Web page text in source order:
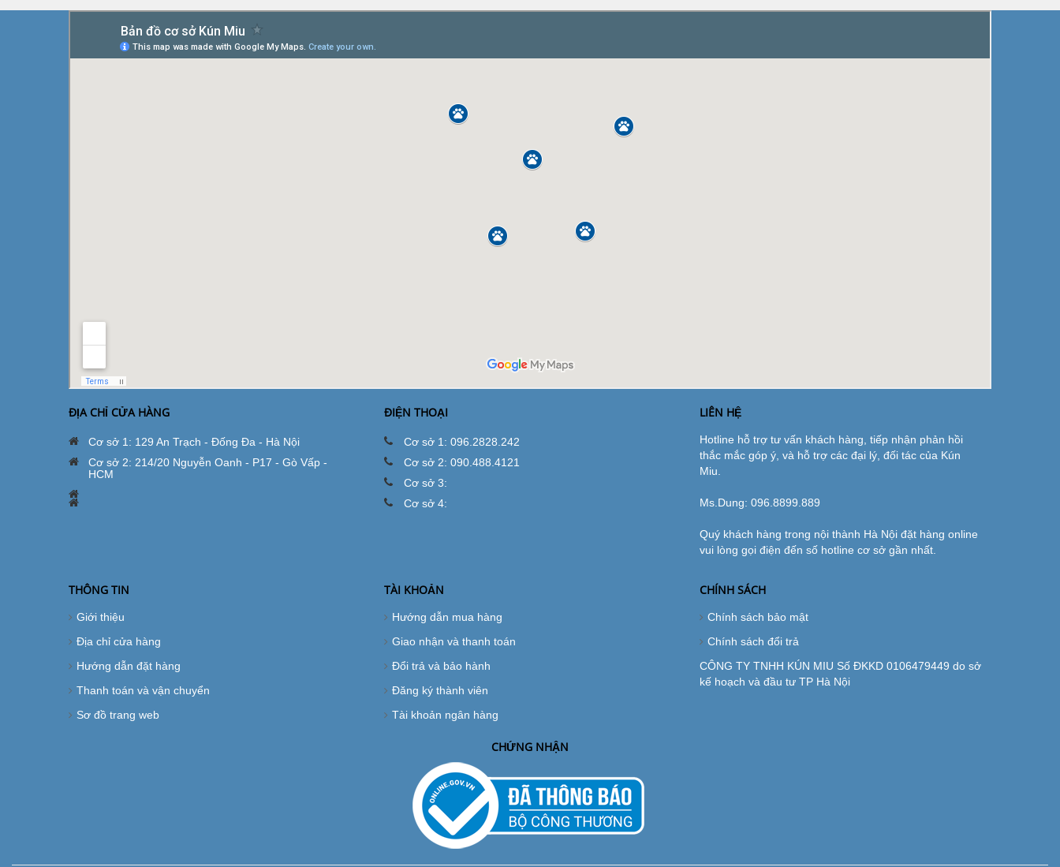
ĐỊA CHỈ CỬA HÀNG
Cơ sở 1: 129 An Trạch - Đống Đa - Hà Nội
Cơ sở 2: 214/20 Nguyễn Oanh - P17 - Gò Vấp -
HCM
ĐIỆN THOẠI
Cơ sở 1: 096.2828.242
Cơ sở 2: 090.488.4121
Cơ sở 3:
Cơ sở 4:
LIÊN HỆ
Hotline hỗ trợ tư vấn khách hàng, tiếp nhận phản hồi
thắc mắc góp ý, và hỗ trợ các đại lý, đối tác của Kún
Miu.
Ms.Dung: 096.8899.889
Quý khách hàng trong nội thành Hà Nội đặt hàng online
vui lòng gọi điện đến số hotline cơ sở gần nhất.
THÔNG TIN
Giới thiệu
Địa chỉ cửa hàng
Hướng dẫn đặt hàng
Thanh toán và vận chuyển
Sơ đồ trang web
TÀI KHOẢN
Hướng dẫn mua hàng
Giao nhận và thanh toán
Đổi trả và bảo hành
Đăng ký thành viên
Tài khoản ngân hàng
CHÍNH SÁCH
Chính sách bảo mật
Chính sách đổi trả
CÔNG TY TNHH KÚN MIU Số ĐKKD 0106479449 do sở
kế hoạch và đầu tư TP Hà Nội
CHỨNG NHẬN